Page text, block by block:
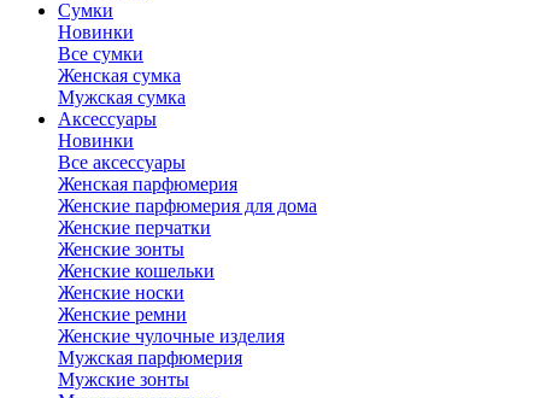
Сумки
Новинки
Все сумки
Женская сумка
Мужская сумка
Аксессуары
Новинки
Все аксессуары
Женская парфюмерия
Женские парфюмерия для дома
Женские перчатки
Женские зонты
Женские кошельки
Женские носки
Женские ремни
Женские чулочные изделия
Мужская парфюмерия
Мужские зонты